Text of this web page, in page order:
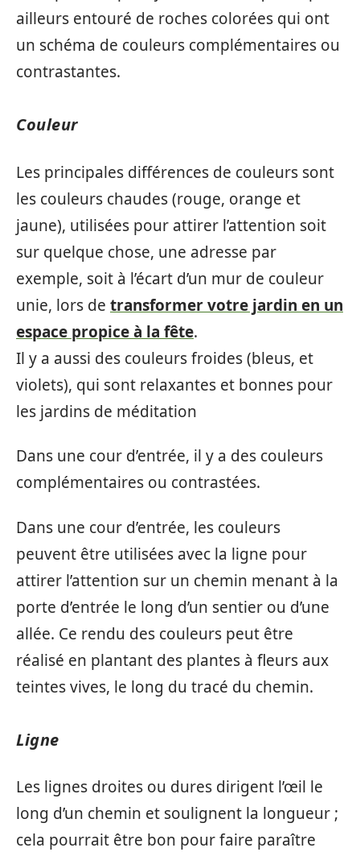
ailleurs entouré de roches colorées qui ont
un schéma de couleurs complémentaires ou
contrastantes.
Couleur
Les principales différences de couleurs sont
les couleurs chaudes (rouge, orange et
jaune), utilisées pour attirer l’attention soit
sur quelque chose, une adresse par
exemple, soit à l’écart d’un mur de couleur
unie, lors de transformer votre jardin en un
espace propice à la fête.
Il y a aussi des couleurs froides (bleus, et
violets), qui sont relaxantes et bonnes pour
les jardins de méditation
Dans une cour d’entrée, il y a des couleurs
complémentaires ou contrastées.
Dans une cour d’entrée, les couleurs
peuvent être utilisées avec la ligne pour
attirer l’attention sur un chemin menant à la
porte d’entrée le long d’un sentier ou d’une
allée. Ce rendu des couleurs peut être
réalisé en plantant des plantes à fleurs aux
teintes vives, le long du tracé du chemin.
Ligne
Les lignes droites ou dures dirigent l’œil le
long d’un chemin et soulignent la longueur ;
cela pourrait être bon pour faire paraître